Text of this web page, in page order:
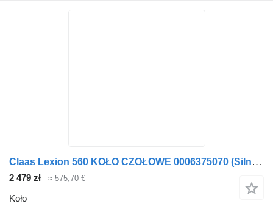
Claas Lexion 560 KOŁO CZOŁOWE 0006375070 (Silnik 3126b; przekładnia r do Claas
2 479 zł ≈ 575,70 €
Koło